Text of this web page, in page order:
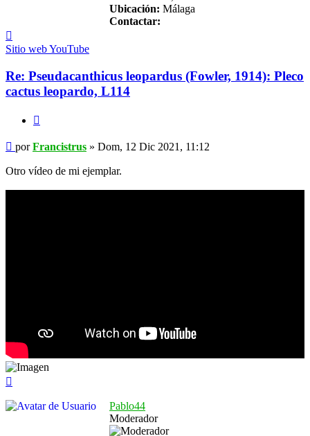
Ubicación: Málaga
Contactar:
Francistrus
Sitio webYouTube
Re: Pseudacanthicus leopardus (Fowler, 1914): Pleco
cactus leopardo, L114
Mensaje
porFrancistrus » Dom, 12 Dic 2021, 11:12
Otro vídeo de mi ejemplar.
Pablo44
Moderador